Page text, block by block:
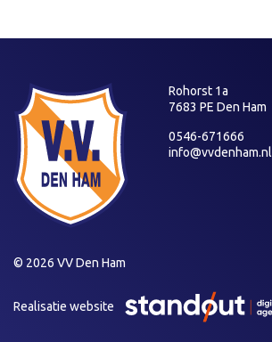
Rohorst 1a
7683 PE Den Ham
0546-671666
info@vvdenham.nl
© 2026 VV Den Ham
Realisatie website